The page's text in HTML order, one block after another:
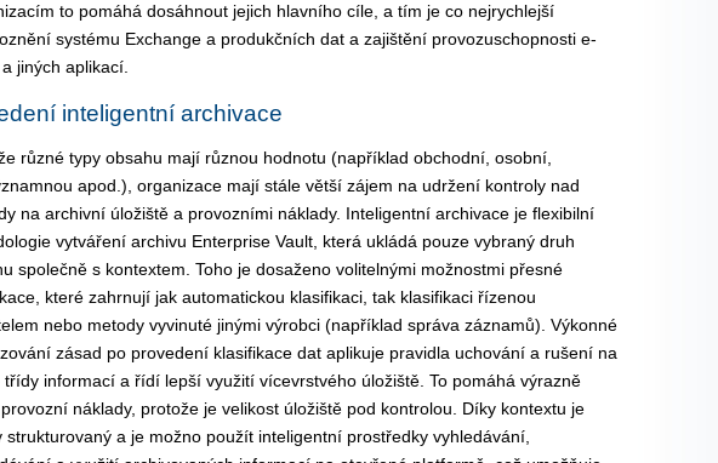
to pomáhá dosáhnout jejich hlavního cíle, a tím je co nejrychlejší
systému Exchange a produkčních dat a zajištění provozuschopnosti e-
jiných aplikací.
inteligentní archivace
různé typy obsahu mají různou hodnotu (například obchodní, osobní,
apod.), organizace mají stále větší zájem na udržení kontroly nad
na archivní úložiště a provozními náklady. Inteligentní archivace je flexibilní
vytváření archivu Enterprise Vault, která ukládá pouze vybraný druh
společně s kontextem. Toho je dosaženo volitelnými možnostmi přesné
které zahrnují jak automatickou klasifikaci, tak klasifikaci řízenou
nebo metody vyvinuté jinými výrobci (například správa záznamů). Výkonné
zásad po provedení klasifikace dat aplikuje pravidla uchování a rušení na
třídy informací a řídí lepší využití vícevrstvého úložiště. To pomáhá výrazně
náklady, protože je velikost úložiště pod kontrolou. Díky kontextu je
strukturovaný a je možno použít inteligentní prostředky vyhledávání,